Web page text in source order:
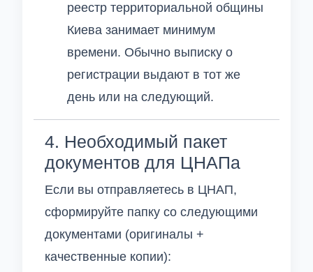
реестр территориальной общины
Киева занимает минимум
времени. Обычно выписку о
регистрации выдают в тот же
день или на следующий.
4. Необходимый пакет
документов для ЦНАПа
Если вы отправляетесь в ЦНАП,
сформируйте папку со следующими
документами (оригиналы +
качественные копии):